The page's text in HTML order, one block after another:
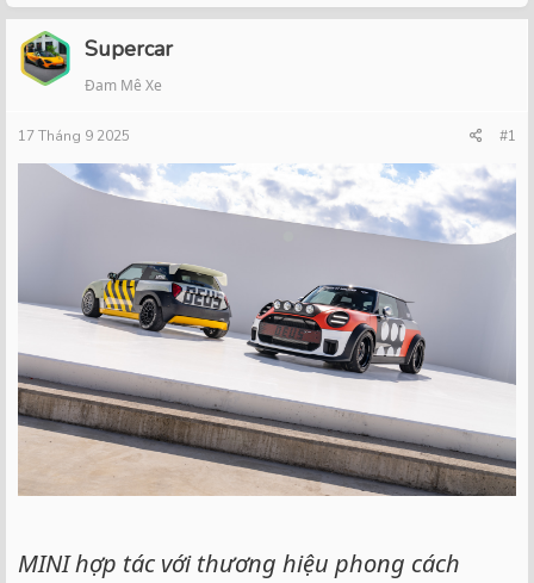
a
d
s
t
r
t
a
t
Supercar
Đam Mê Xe
17 Tháng 9 2025 #1
MINI hợp tác với thương hiệu phong cách